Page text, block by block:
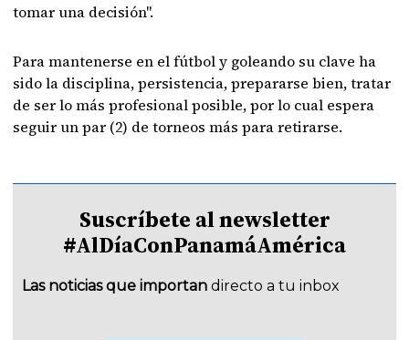
tomar una decisión".
Para mantenerse en el fútbol y goleando su clave ha
sido la disciplina, persistencia, prepararse bien, tratar
de ser lo más profesional posible, por lo cual espera
seguir un par (2) de torneos más para retirarse.
Suscríbete al newsletter
#AlDíaConPanamáAmérica
Las noticias que importan directo a tu inbox